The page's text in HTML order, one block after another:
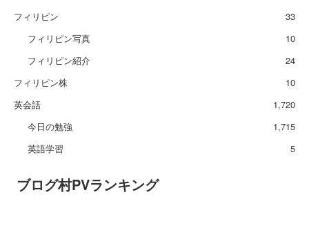
フィリピン
33
フィリピン写真
10
フィリピン紹介
24
フィリピン株
10
英会話
1,720
今日の勉強
1,715
英語学習
5
ブログ村PVランキング